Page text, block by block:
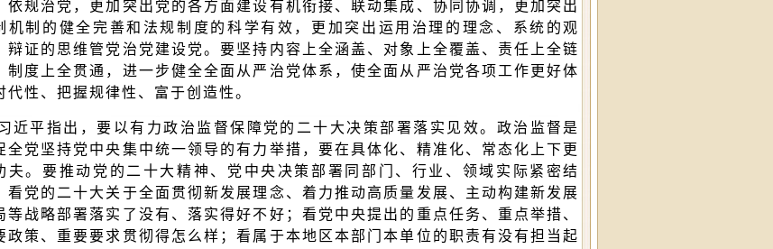
依规治党，更加突出党的各方面建设有机衔接、联动集成、协同协调，更加突出
机制的健全完善和法规制度的科学有效，更加突出运用治理的理念、系统的观
辩证的思维管党治党建设党。要坚持内容上全涵盖、对象上全覆盖、责任上全链
制度上全贯通，进一步健全全面从严治党体系，使全面从严治党各项工作更好体
代性、把握规律性、富于创造性。
近平指出，要以有力政治监督保障党的二十大决策部署落实见效。政治监督是
全党坚持党中央集中统一领导的有力举措，要在具体化、精准化、常态化上下更
夫。要推动党的二十大精神、党中央决策部署同部门、行业、领域实际紧密结
看党的二十大关于全面贯彻新发展理念、着力推动高质量发展、主动构建新发展
等战略部署落实了没有、落实得好不好；看党中央提出的重点任务、重点举措、
政策、重要要求贯彻得怎么样；看属于本地区本部门本单位的职责有没有担当起